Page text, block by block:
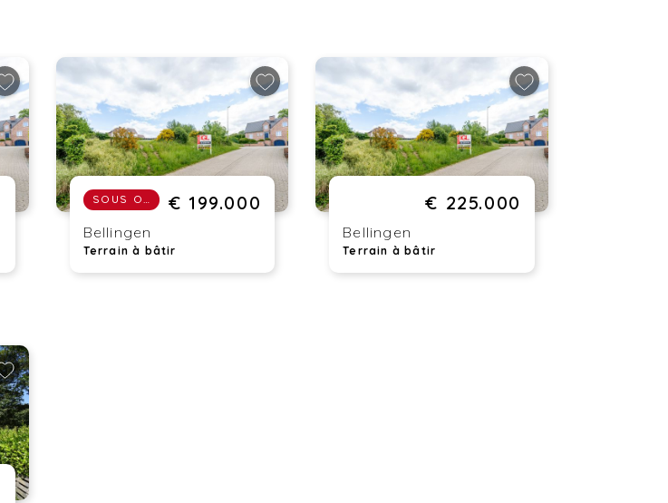
SOUS OPTION € 199.000
Bellingen
Terrain à bâtir
€ 225.000
Bellingen
Terrain à bâtir